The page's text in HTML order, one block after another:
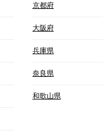
京都府
大阪府
兵庫県
奈良県
和歌山県